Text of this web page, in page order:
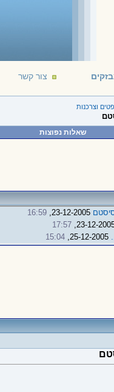
צור קשר
וצרכנות
שאלות נפוצות
16:59
17:57
15:04